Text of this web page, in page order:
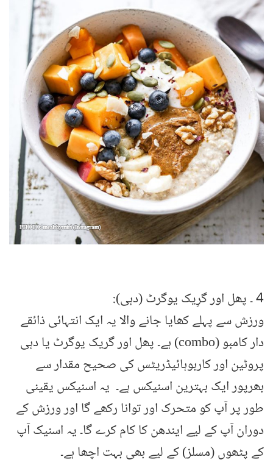
4 ۔ پھل اور گرِیک یوگرٹ (دہی):
ورزش سے پہلے کھایا جانے والا یہ ایک انتہائی ذائقے
دار کامبو (combo) ہے۔ پھل اور گریک یوگرٹ یا دہی
پروٹین اور کاربوہائیڈریٹس کی صحیح مقدار سے
بھرپور ایک بہترین اسنیکس ہے۔ یہ اسنیکس یقینی
طور پر آپ کو متحرک اور توانا رکھے گا اور ورزش کے
دوران آپ کے لیے ایندھن کا کام کرے گا۔ یہ اسنیک آپ
کے پٹھوں (مسلز) کے لیے بھی بہت اچھا ہے۔